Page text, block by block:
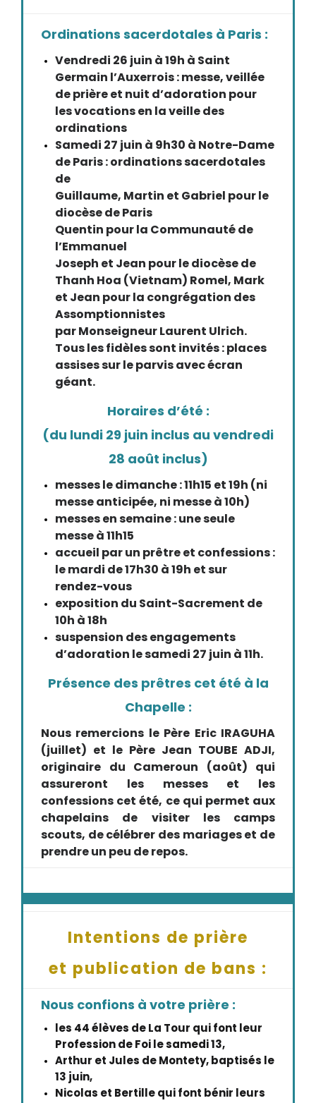
Ordinations sacerdotales à Paris :
Vendredi 26 juin à 19h à Saint
Germain l’Auxerrois : messe, veillée
de prière et nuit d’adoration pour
les vocations en la veille des
ordinations
Samedi 27 juin à 9h30 à Notre-Dame
de Paris : ordinations sacerdotales
de
Guillaume, Martin et Gabriel pour le
diocèse de Paris
Quentin pour la Communauté de
l’Emmanuel
Joseph et Jean pour le diocèse de
Thanh Hoa (Vietnam) Romel, Mark
et Jean pour la congrégation des
Assomptionnistes
par Monseigneur Laurent Ulrich.
Tous les fidèles sont invités : places
assises sur le parvis avec écran
géant.
Horaires d’été :
(du lundi 29 juin inclus au vendredi
28 août inclus)
messes le dimanche : 11h15 et 19h (ni
messe anticipée, ni messe à 10h)
messes en semaine : une seule
messe à 11h15
accueil par un prêtre et confessions :
le mardi de 17h30 à 19h et sur
rendez-vous
exposition du Saint-Sacrement de
10h à 18h
suspension des engagements
d’adoration le samedi 27 juin à 11h.
Présence des prêtres cet été à la
Chapelle :
Nous remercions le Père Eric IRAGUHA
(juillet) et le Père Jean TOUBE ADJI,
originaire du Cameroun (août) qui
assureront les messes et les
confessions cet été, ce qui permet aux
chapelains de visiter les camps
scouts, de célébrer des mariages et de
prendre un peu de repos.
Intentions de prière
et publication de bans :
Nous confions à votre prière :
les 44 élèves de La Tour qui font leur
Profession de Foi le samedi 13,
Arthur et Jules de Montety, baptisés le
13 juin,
Nicolas et Bertille qui font bénir leurs